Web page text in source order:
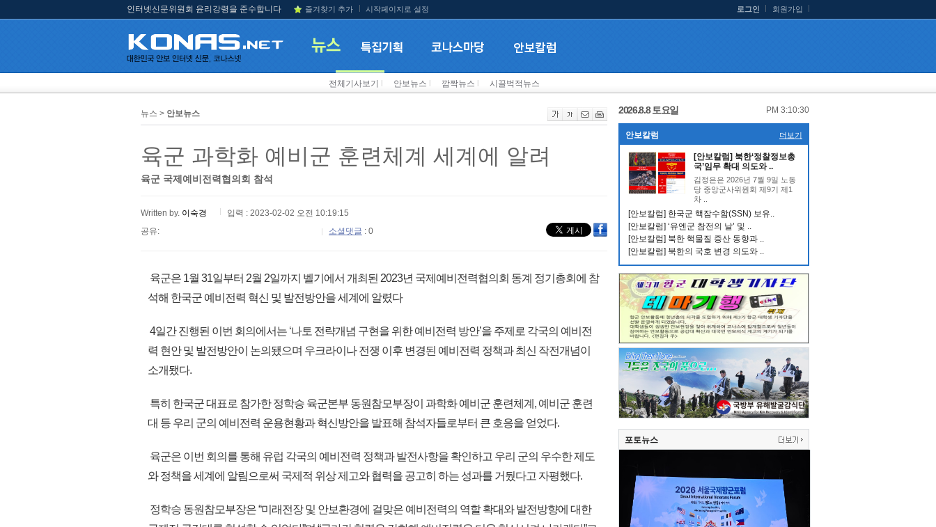
인터넷신문위원회 윤리강령을 준수합니다 즐겨찾기 추가 시작페이지로 설정 로그인 회원가입
전체기사보기 안보뉴스 깜짝뉴스 시끌벅적뉴스
뉴스 > 안보뉴스
육군 과학화 예비군 훈련체계 세계에 알려
육군 국제예비전력협의회 참석
Written by. 이숙경
입력 : 2023-02-02 오전 10:19:15
공유:
소셜댓글 : 0
육군은 1월 31일부터 2월 2일까지 벨기에서 개최된 2023년 국제예비전력협의회 동계 정기총회에 참
석해 한국군 예비전력 혁신 및 발전방안을 세계에 알렸다
4일간 진행된 이번 회의에서는 ‘나토 전략개념 구현을 위한 예비전력 방안’을 주제로 각국의 예비전
력 현안 및 발전방안이 논의됐으며 우크라이나 전쟁 이후 변경된 예비전력 정책과 최신 작전개념이
소개됐다.
특히 한국군 대표로 참가한 정학승 육군본부 동원참모부장이 과학화 예비군 훈련체계, 예비군 훈련
대 등 우리 군의 예비전력 운용현황과 혁신방안을 발표해 참석자들로부터 큰 호응을 얻었다.
육군은 이번 회의를 통해 유럽 각국의 예비전력 정책과 발전사항을 확인하고 우리 군의 우수한 제도
와 정책을 세계에 알림으로써 국제적 위상 제고와 협력을 공고히 하는 성과를 거뒀다고 자평했다.
정학승 동원참모부장은 “미래전장 및 안보환경에 걸맞은 예비전력의 역할 확대와 발전방향에 대한
2026.8.8 토요일 PM 3:10:30
안보칼럼 더보기
[안보칼럼] 북한‘정찰정보총
국’임무 확대 의도와 ..
김정은은 2026년 7월 9일 노동
당 중앙군사위원회 제9기 제1
차 ..
[안보칼럼] 한국군 핵잠수함(SSN) 보유..
[안보칼럼] ‘유엔군 참전의 날’ 및 ..
[안보칼럼] 북한 핵물질 증산 동향과 ..
[안보칼럼] 북한의 국호 변경 의도와 ..
포토뉴스